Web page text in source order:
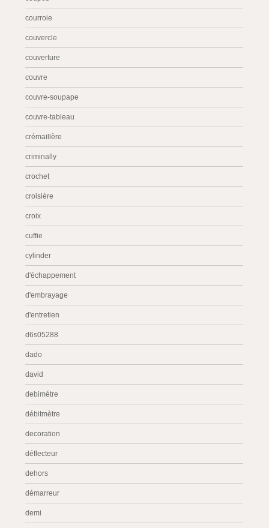
courroie
couvercle
couverture
couvre
couvre-soupape
couvre-tableau
crémaillère
criminally
crochet
croisière
croix
cuffie
cylinder
d'échappement
d'embrayage
d'entretien
d6s05288
dado
david
debimétre
débitmètre
decoration
déflecteur
dehors
démarreur
demi